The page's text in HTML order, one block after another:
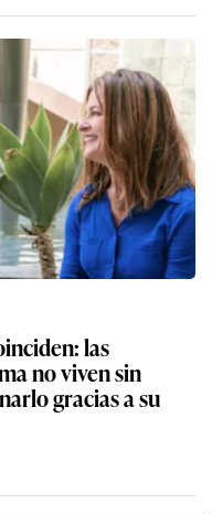
las
no viven sin
gracias a su